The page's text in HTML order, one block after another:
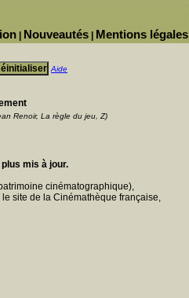
Mentions légales
Nouveautés
Aide
Renoir, La règle du jeu, Z)
mis à jour.
cinématographique),
site de la Cinémathèque française,